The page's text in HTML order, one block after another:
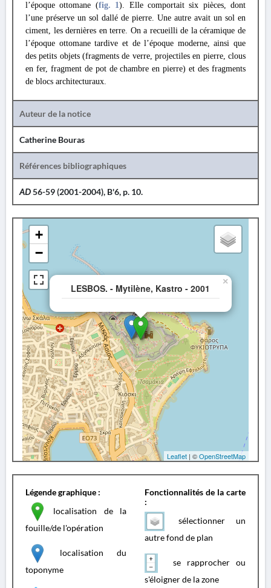
l’époque ottomane (fig. 1). Elle comportait six pièces, dont
l’une préserve un sol dallé de pierre. Une autre avait un sol en
ciment, les dernières en terre. On a recueilli de la céramique de
l’époque ottomane tardive et de l’époque moderne, ainsi que
des petits objets (fragments de verre, projectiles en pierre, clous
en fer, fragment de pot de chambre en pierre) et des fragments
de blocs architecturaux.
Auteur de la notice
Catherine Bouras
Références bibliographiques
AD56-59 (2001-2004), B'6, p. 10.
LESBOS. - Mytilène, Kastro - 2001
×
+
−
Leaflet | ©OpenStreetMap
Légende graphique :
localisation de la
fouille/de l'opération
localisation du
toponyme
Fonctionnalités de la carte
:
sélectionner un
autre fond de plan
se rapprocher ou
s'éloigner de la zone